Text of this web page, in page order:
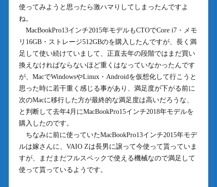
使ってみようと思ったら激ハマりしてしまったんですよ
ね。
MacBookPro13インチ2015年モデルもCTOでCore i7・メモ
リ16GB・ストレージ512GBのを購入したんですが、長く満
足して使い続けていまして、正直去年の段階ではまだ買い
換えなければならないほど重くはなっていなかったんです
が、MacでWindowsやLinux・Androidを仮想化して行こうと
思った時に若干重く感じる事があり、満足度が下がる前に
次のMacに移行した方が最終的な満足度は高いだろうな、
と判断して去年4月にMacBookPro15インチ2018年モデルを
購入したのです。
ちなみに前に使っていたMacBookPro13インチ2015年モデ
ルは嫁さんに、VAIO Zは長男に譲って今使って貰っていま
すが、まだまだフルスペックで使える機械なので満足して
使って貰っているようです。